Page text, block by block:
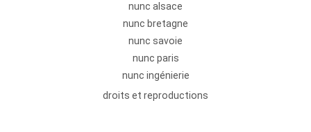
nunc alsace
nunc bretagne
nunc savoie
nunc paris
nunc ingénierie
droits et reproductions